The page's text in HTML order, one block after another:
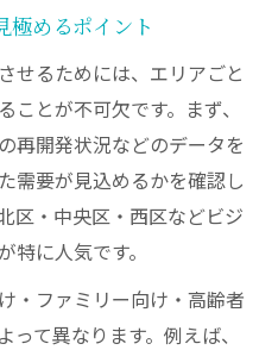
極めるポイント
せるためには、エリアごと
とが不可欠です。まず、
再開発状況などのデータを
需要が見込めるかを確認し
区・中央区・西区などビジ
特に人気です。
・ファミリー向け・高齢者
て異なります。例えば、